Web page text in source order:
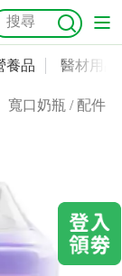
養品 醫材用品
寬口奶瓶 / 配件